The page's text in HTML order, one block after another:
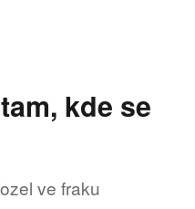
kde se
ve fraku